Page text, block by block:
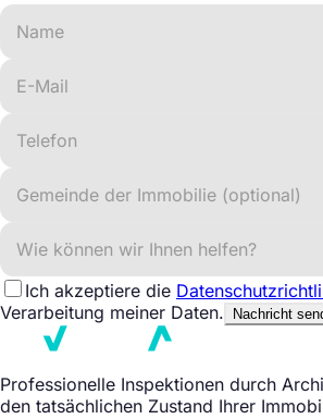
Ich akzeptiere die
Verarbeitung meiner Daten.
Nachricht
Professionelle Inspektionen durch
den tatsächlichen Zustand Ihrer